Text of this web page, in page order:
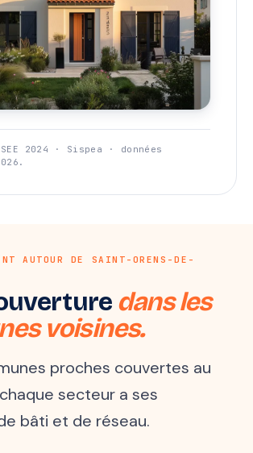
2024 · Sispea · données
AUTOUR DE SAINT-ORENS-DE-
dans les
voisines.
proches couvertes au
secteur a ses
bâti et de réseau.